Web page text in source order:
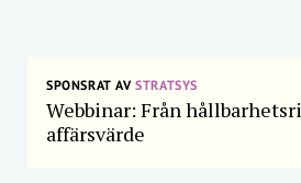
SPONSRAT AVSTRATSYS
Webbinar: Från
affärsvärde